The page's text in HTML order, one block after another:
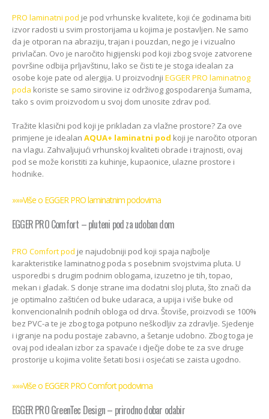
PRO laminatni pod je pod vrhunske kvalitete, koji će godinama biti
izvor radosti u svim prostorijama u kojima je postavljen. Ne samo
da je otporan na abraziju, trajan i pouzdan, nego je i vizualno
privlačan. Ovo je naročito higijenski pod koji zbog svoje zatvorene
površine odbija prljavštinu, lako se čisti te je stoga idealan za
osobe koje pate od alergija. U proizvodnji EGGER PRO laminatnog
poda koriste se samo sirovine iz održivog gospodarenja šumama,
tako s ovim proizvodom u svoj dom unosite zdrav pod.
Tražite klasični pod koji je prikladan za vlažne prostore? Za ove
primjene je idealan AQUA+ laminatni pod koji je naročito otporan
na vlagu. Zahvaljujući vrhunskoj kvaliteti obrade i trajnosti, ovaj
pod se može koristiti za kuhinje, kupaonice, ulazne prostore i
hodnike.
»»»Više o EGGER PRO laminatnim podovima
EGGER PRO Comfort – pluteni pod za udoban dom
PRO Comfort pod je najudobniji pod koji spaja najbolje
karakteristike laminatnog poda s posebnim svojstvima pluta. U
usporedbi s drugim podnim oblogama, izuzetno je tih, topao,
mekan i gladak. S donje strane ima dodatni sloj pluta, što znači da
je optimalno zaštićen od buke udaraca, a upija i više buke od
konvencionalnih podnih obloga od drva. Štoviše, proizvodi se 100%
bez PVC-a te je zbog toga potpuno neškodljiv za zdravlje. Sjedenje
i igranje na podu postaje zabavno, a šetanje udobno. Zbog toga je
ovaj pod idealan izbor za spavaće i dječje dobe te za sve druge
prostorije u kojima volite šetati bosi i osjećati se zaista ugodno.
»»»Više o EGGER PRO Comfort podovima
EGGER PRO GreenTec Design – prirodno dobar odabir